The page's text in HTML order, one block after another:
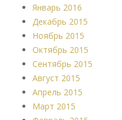
Январь 2016
Декабрь 2015
Ноябрь 2015
Октябрь 2015
Сентябрь 2015
Август 2015
Апрель 2015
Март 2015